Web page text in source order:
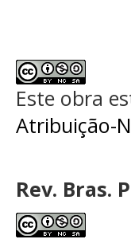
Este obra
Atribuição-
Rev. Bras.